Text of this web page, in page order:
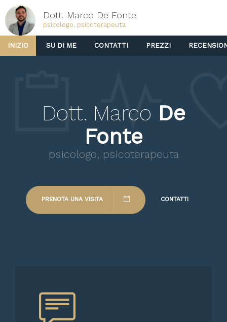
Dott. Marco De Fonte
psicologo, psicoterapeuta
INIZIO SU DI ME CONTATTI PREZZI
Dott. Marco De
Fonte
psicologo, psicoterapeuta
PRENOTA UNA VISITA CONTATTI